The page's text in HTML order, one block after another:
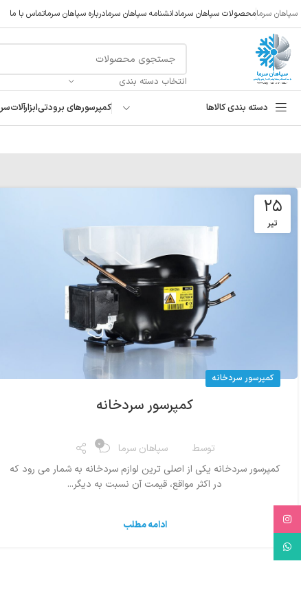
سپاهان سرمامحصولات سپاهان سرمادانشنامه سپاهان سرمادرباره سپاهان سرماتماس با ما
انتخاب دسته بندی
دسته بندی کالاها کمپرسورهای برودتیابزارآلات
۲۵
تیر
کمپرسور سردخانه
کمپرسور سردخانه
توسط سپاهان سرما 0
کمپرسور سردخانه یکی از اصلی ترین لوازم سردخانه به شمار می رود که
در اکثر مواقع، قیمت آن نسبت به دیگر...
ادامه مطلب